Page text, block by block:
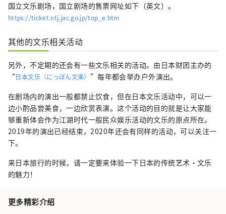
国立文乐剧场，国立剧场的售票网址如下（英文）。
https://ticket.ntj.jac.go.jp/top_e.htm
其他的文乐相关活动
另外，不定期的还会有一些文乐相关的活动。由日本财团主办的
“日本文乐（にっぽん文楽） ”每年都会举办户外演出。
在剧场内的演出一般都禁止饮食，但在日本文乐活动中，可以一
边小酌品尝美食，一边欣赏表演。这个活动的目的就是让大家能
够重新体会作为江湖时代一般民众娱乐活动的文乐的原点所在。
2019年的演出已经结束，2020年还会有同样的活动，可以关注一
下。
来日本旅行的时候，请一定要来体验一下日本的传统艺术・文乐
的魅力！
更多精彩介绍